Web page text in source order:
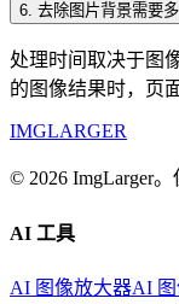
6. 去除图片背景需要多
处理时间取决于图
的图像结果时，页
IMGLARGER
© 2026 ImgLarger。
AI 工具
AI 图像放大器AI